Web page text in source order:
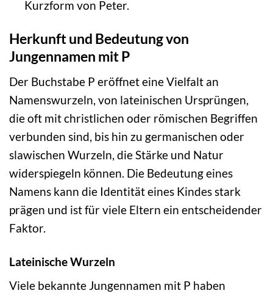
Kurzform von Peter.
Herkunft und Bedeutung von
Jungennamen mit P
Der Buchstabe P eröffnet eine Vielfalt an
Namenswurzeln, von lateinischen Ursprüngen,
die oft mit christlichen oder römischen Begriffen
verbunden sind, bis hin zu germanischen oder
slawischen Wurzeln, die Stärke und Natur
widerspiegeln können. Die Bedeutung eines
Namens kann die Identität eines Kindes stark
prägen und ist für viele Eltern ein entscheidender
Faktor.
Lateinische Wurzeln
Viele bekannte Jungennamen mit P haben